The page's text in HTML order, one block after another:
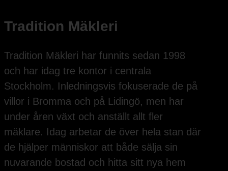
Tradition Mäkleri
Tradition Mäkleri har funnits sedan 1998
och har idag tre kontor i centrala
Stockholm. Inledningsvis fokuserade de på
villor i Bromma och på Lidingö, men har
under åren växt och anställt allt fler
mäklare. Idag arbetar de över hela stan där
de hjälper människor att både sälja sin
nuvarande bostad och hitta sitt nya hem